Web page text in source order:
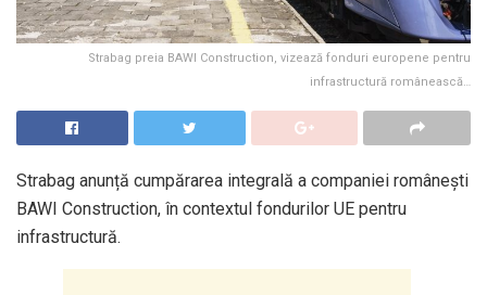
Strabag preia BAWI Construction, vizează fonduri europene pentru
infrastructură românească…
Strabag anunță cumpărarea integrală a companiei românești
BAWI Construction, în contextul fondurilor UE pentru
infrastructură.